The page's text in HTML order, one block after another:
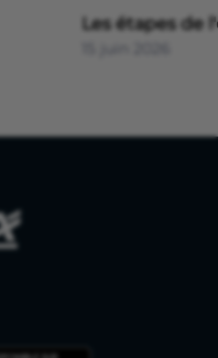
Les étapes de